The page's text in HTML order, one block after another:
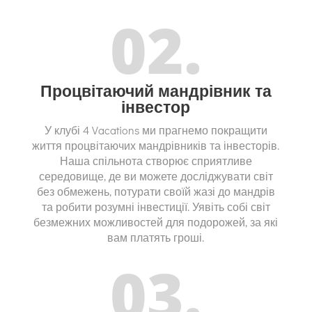
02.
Процвітаючий мандрівник та
інвестор
У клубі 4 Vacations ми прагнемо покращити
життя процвітаючих мандрівників та інвесторів.
Наша спільнота створює сприятливе
середовище, де ви можете досліджувати світ
без обмежень, потурати своїй жазі до мандрів
та робити розумні інвестиції. Уявіть собі світ
безмежних можливостей для подорожей, за які
вам платять гроші.
03.